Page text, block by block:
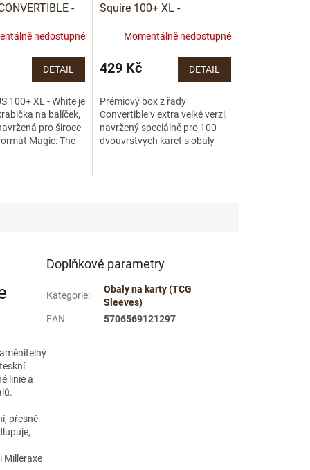
-
nedostupné
DETAIL
100+ XL - White je
na balíček,
pro široce
Magic: The
Squire 100+ XL -
Teal/Pink
Momentálně nedostupné
429 Kč DETAIL
Prémiový box z řady
Convertible v extra velké verzi,
navržený speciálně pro 100
dvouvrstvých karet s obaly
linie a
přesně
Milleraxe
Doplňkové parametry
Kategorie:
Obaly na karty (TCG
Sleeves)
EAN: 5706569121297